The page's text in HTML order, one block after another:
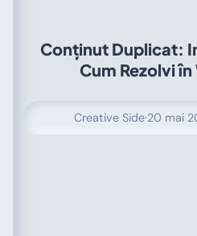
Conținut Duplicat:
Cum Rezolvi
Creative Side·20 mai